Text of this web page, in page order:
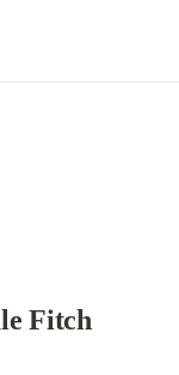
Fitch